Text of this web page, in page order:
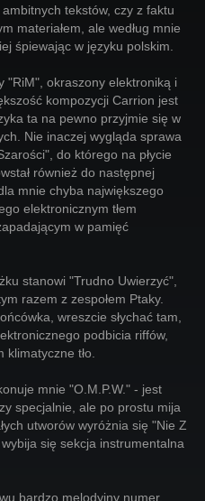
tekstów, czy z faktu
materiałem, ale według mnie
śpiewając w języku polskim.
"RiM", okraszony elektroniką i
kompozycji Carrion jest
ta na pewno przyjmie się w
Nie inaczej wygląda sprawa
do którego na płycie
również do następnej
mnie chyba największego
elektronicznym tłem
w pamięć
stanowi "Trudno Uwierzyć",
razem z zespołem Ptaky.
wreszcie słychać tam,
podbicia riffów,
tło.
mnie "O.M.P.W." - jest
specjalnie, ale po prostu mija
utworów wyróżnia się "Nie Z
się sekcja instrumentalna
bardzo melodyjny numer,